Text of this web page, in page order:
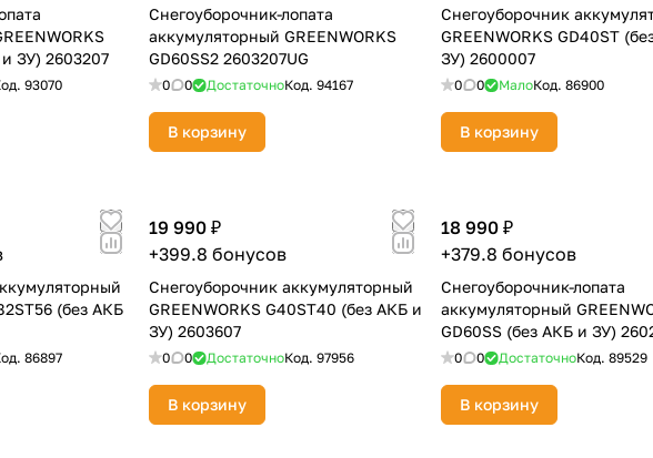
ЗУ) 2603207
93070
Снегоуборочник-лопата
аккумуляторный GREENWORKS
GD60SS2 2603207UG
0 0 ДостаточноКод. 94167
В корзину
Снегоуборочник
GREENWORKS GD40ST
ЗУ) 2600007
0 0 МалоКод. 86900
В корзину
(без АКБ
86897
19 990 ₽
+399.8 бонусов
Снегоуборочник аккумуляторный
GREENWORKS G40ST40 (без АКБ и
ЗУ) 2603607
0 0 ДостаточноКод. 97956
В корзину
18 990 ₽
+379.8 бонусов
Снегоуборочник-лопата
аккумуляторный
GD60SS (без АКБ и ЗУ)
0 0 ДостаточноКод. 89529
В корзину
раз в 2 недели
plait.ru